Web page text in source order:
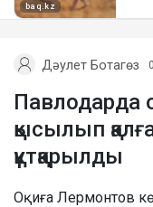
Дәулет Ботагөз
Павлодарда
қысылып
құтқарылды
Оқиға Лермонтов